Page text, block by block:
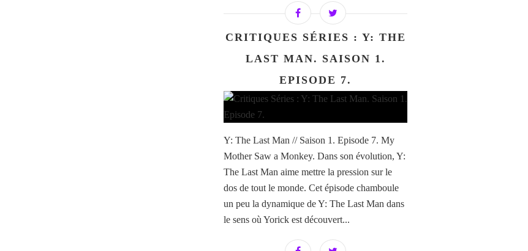
CRITIQUES SÉRIES : Y: THE
LAST MAN. SAISON 1.
EPISODE 7.
Y: The Last Man // Saison 1. Episode 7. My
Mother Saw a Monkey. Dans son évolution, Y:
The Last Man aime mettre la pression sur le
dos de tout le monde. Cet épisode chamboule
un peu la dynamique de Y: The Last Man dans
le sens où Yorick est découvert...